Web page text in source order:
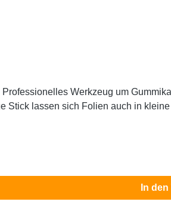
Gummikanten anzuheben. Liegt sehr gut in der Hand und
Stick lassen sich Folien auch in
In